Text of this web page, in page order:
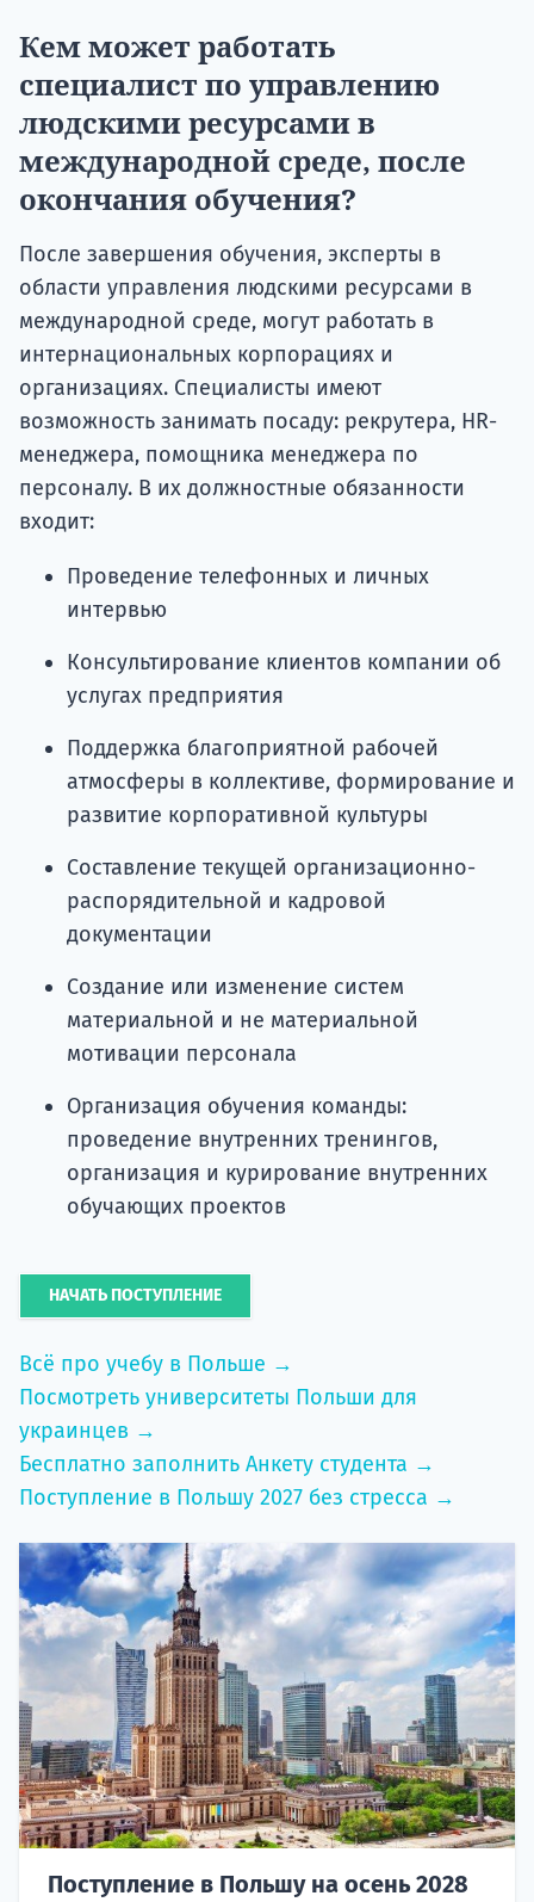
Кем может работать
специалист по управлению
людскими ресурсами в
международной среде, после
окончания обучения?
После завершения обучения, эксперты в
области управления людскими ресурсами в
международной среде, могут работать в
интернациональных корпорациях и
организациях. Специалисты имеют
возможность занимать посаду: рекрутера, HR-
менеджера, помощника менеджера по
персоналу. В их должностные обязанности
входит:
Проведение телефонных и личных
интервью
Консультирование клиентов компании об
услугах предприятия
Поддержка благоприятной рабочей
атмосферы в коллективе, формирование и
развитие корпоративной культуры
Составление текущей организационно-
распорядительной и кадровой
документации
Создание или изменение систем
материальной и не материальной
мотивации персонала
Организация обучения команды:
проведение внутренних тренингов,
организация и курирование внутренних
обучающих проектов
НАЧАТЬ ПОСТУПЛЕНИЕ
Всё про учебу в Польше →
Посмотреть университеты Польши для
украинцев →
Бесплатно заполнить Анкету студента →
Поступление в Польшу 2027 без стресса →
Поступление в Польшу на осень 2028